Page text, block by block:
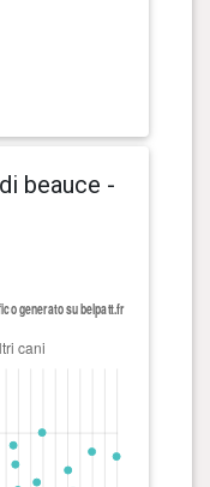
beauce -